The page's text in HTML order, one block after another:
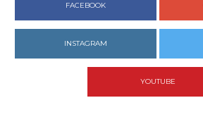
FACEBOOK
INSTAGRAM
YOUTUBE